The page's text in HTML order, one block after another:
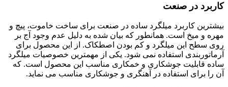
کاربرد در صنعت
بیشترین کاربرد میلگرد ساده در صنعت برای ساخت خاموت، پیچ و
مهره و میخ است. همانطور که بیان شده به دلیل عدم وجود آج بر
روی سطح این میلگرد و کم بودن اصطکاک. از این محصول برای
آرماتوربندی استفاده نمی شود. یکی از مهمترین خصوصیات میلگرد
ساده قابلیت جوشکاری و خمکاری مناسب این محصول است. که
آن را برای استفاده در آهنگری و جوشکاری مناسب می نماید.